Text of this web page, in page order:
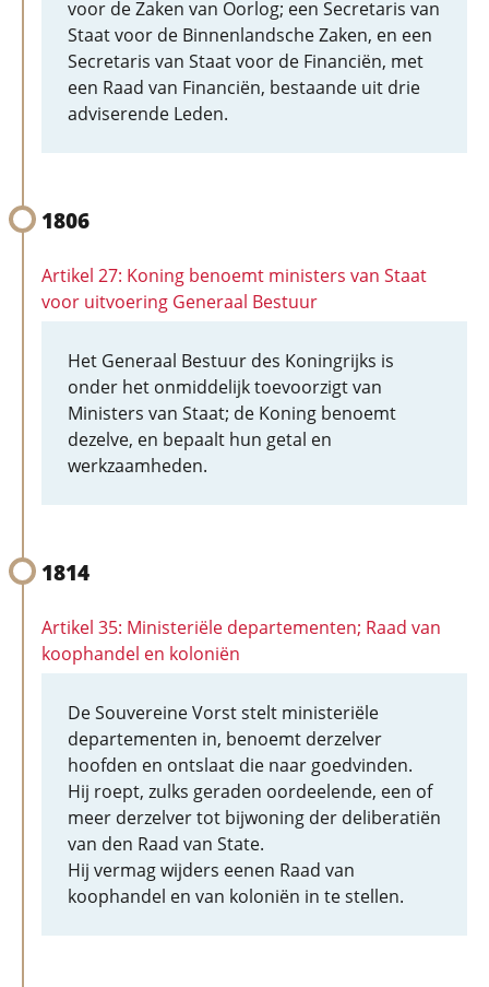
voor de Zaken van Oorlog; een Secretaris van
Staat voor de Binnenlandsche Zaken, en een
Secretaris van Staat voor de Financiën, met
een Raad van Financiën, bestaande uit drie
adviserende Leden.
1806
Artikel 27: Koning benoemt ministers van Staat
voor uitvoering Generaal Bestuur
Het Generaal Bestuur des Koningrijks is
onder het onmiddelijk toevoorzigt van
Ministers van Staat; de Koning benoemt
dezelve, en bepaalt hun getal en
werkzaamheden.
1814
Artikel 35: Ministeriële departementen; Raad van
koophandel en koloniën
De Souvereine Vorst stelt ministeriële
departementen in, benoemt derzelver
hoofden en ontslaat die naar goedvinden.
Hij roept, zulks geraden oordeelende, een of
meer derzelver tot bijwoning der deliberatiën
van den Raad van State.
Hij vermag wijders eenen Raad van
koophandel en van koloniën in te stellen.